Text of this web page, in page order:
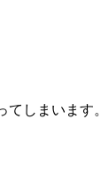
しまいます。